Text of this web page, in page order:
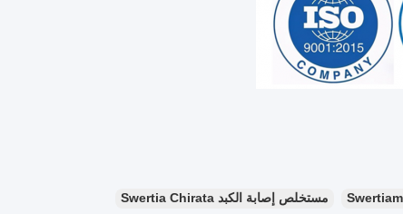
مستخلص إصابة الكبد Swertia Chirata